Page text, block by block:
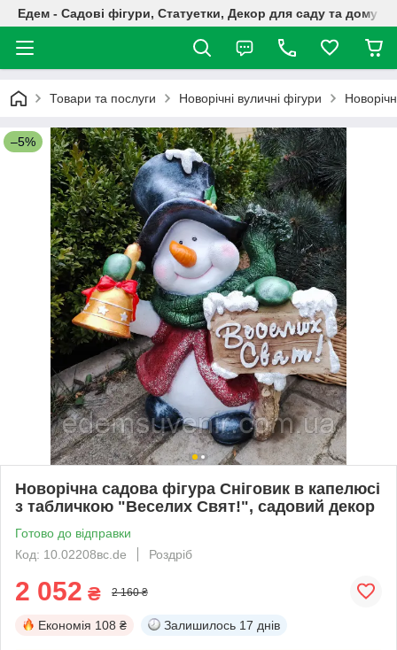
Едем - Садові фігури, Статуетки, Декор для саду та дому
Товари та послуги Новорічні вуличні фігури
–5%
Новорічна садова фігура Сніговик в капелюсі
з табличкою "Веселих Свят!", садовий декор
Готово до відправки
Код: 10.02208вс.de
Роздріб
2 052 ₴ 2 160 ₴
Економія 108 ₴ Залишилось 17 днів